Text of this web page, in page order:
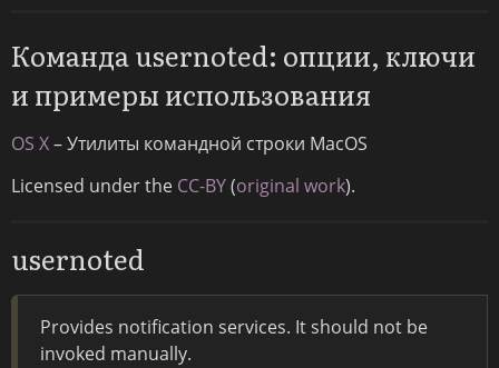
Команда usernoted: опции, ключи
и примеры использования
OS X– Утилиты командной строки MacOS
Licensed under the CC-BY(original work).
usernoted
Provides notification services. It should not be
invoked manually.